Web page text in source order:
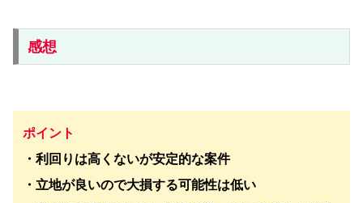
感想
ポイント
・利回りは高くないが安定的な案件
・立地が良いので大損する可能性は低い